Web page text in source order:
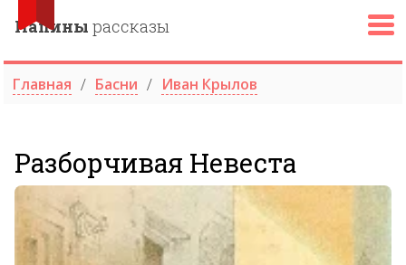
Папины рассказы
Главная Басни Иван Крылов
Разборчивая Невеста